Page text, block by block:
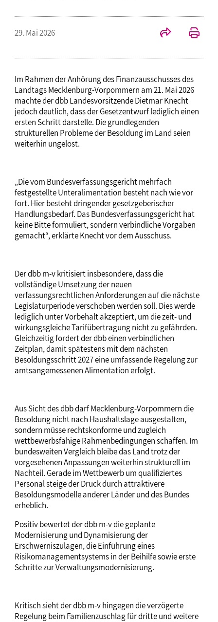
29. Mai 2026
Im Rahmen der Anhörung des Finanzausschusses des
Landtags Mecklenburg-Vorpommern am 21. Mai 2026
machte der dbb Landesvorsitzende Dietmar Knecht
jedoch deutlich, dass der Gesetzentwurf lediglich einen
ersten Schritt darstelle. Die grundlegenden
strukturellen Probleme der Besoldung im Land seien
weiterhin ungelöst.
„Die vom Bundesverfassungsgericht mehrfach
festgestellte Unteralimentation besteht nach wie vor
fort. Hier besteht dringender gesetzgeberischer
Handlungsbedarf. Das Bundesverfassungsgericht hat
keine Bitte formuliert, sondern verbindliche Vorgaben
gemacht“, erklärte Knecht vor dem Ausschuss.
Der dbb m-v kritisiert insbesondere, dass die
vollständige Umsetzung der neuen
verfassungsrechtlichen Anforderungen auf die nächste
Legislaturperiode verschoben werden soll. Dies werde
lediglich unter Vorbehalt akzeptiert, um die zeit- und
wirkungsgleiche Tarifübertragung nicht zu gefährden.
Gleichzeitig fordert der dbb einen verbindlichen
Zeitplan, damit spätestens mit dem nächsten
Besoldungsschritt 2027 eine umfassende Regelung zur
amtsangemessenen Alimentation erfolgt.
Aus Sicht des dbb darf Mecklenburg-Vorpommern die
Besoldung nicht nach Haushaltslage ausgestalten,
sondern müsse rechtskonforme und zugleich
wettbewerbsfähige Rahmenbedingungen schaffen. Im
bundesweiten Vergleich bleibe das Land trotz der
vorgesehenen Anpassungen weiterhin strukturell im
Nachteil. Gerade im Wettbewerb um qualifiziertes
Personal steige der Druck durch attraktivere
Besoldungsmodelle anderer Länder und des Bundes
erheblich.
Positiv bewertet der dbb m-v die geplante
Modernisierung und Dynamisierung der
Erschwerniszulagen, die Einführung eines
Risikomanagementsystems in der Beihilfe sowie erste
Schritte zur Verwaltungsmodernisierung.
Kritisch sieht der dbb m-v hingegen die verzögerte
Regelung beim Familienzuschlag für dritte und weitere